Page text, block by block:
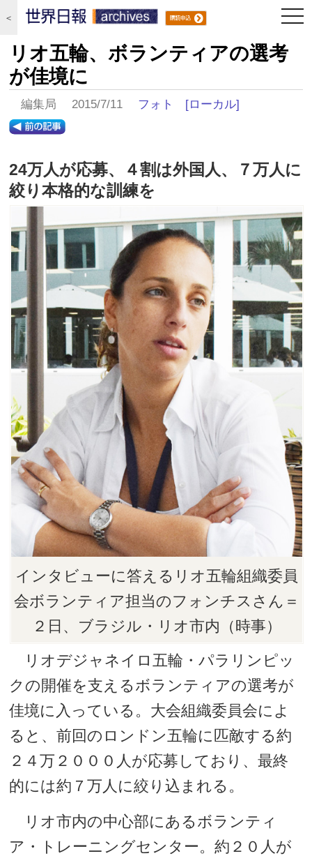
＜
リオ五輪、ボランティアの選考
が佳境に
編集局 2015/7/11 フォト [ローカル]
24万人が応募、４割は外国人、７万人に
絞り本格的な訓練を
インタビューに答えるリオ五輪組織委員
会ボランティア担当のフォンチスさん＝
２日、ブラジル・リオ市内（時事）
リオデジャネイロ五輪・パラリンピッ
クの開催を支えるボランティアの選考が
佳境に入っている。大会組織委員会によ
ると、前回のロンドン五輪に匹敵する約
２４万２０００人が応募しており、最終
的には約７万人に絞り込まれる。
リオ市内の中心部にあるボランティ
ア・トレーニングセンター。約２０人が